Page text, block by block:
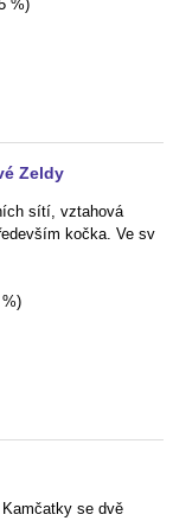
%)
Zeldy
sítí, vztahová
kočka. Ve sv
se dvě